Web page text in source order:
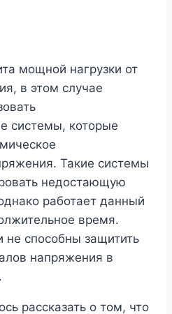
мощной нагрузки от
в этом случае
системы, которые
Такие системы
недостающую
работает данный
время.
не способны защитить
напряжения в
рассказать о том, что